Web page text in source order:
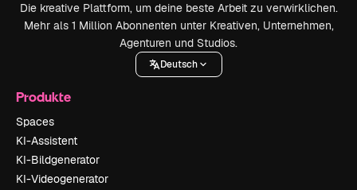
Die kreative Plattform, um deine beste Arbeit zu verwirklichen.
Mehr als 1 Million Abonnenten unter Kreativen, Unternehmen,
Agenturen und Studios.
Deutsch
Produkte
Spaces
KI-Assistent
KI-Bildgenerator
KI-Videogenerator